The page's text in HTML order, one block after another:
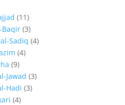
(11)
Baqir (3)
Sadiq (4)
(4)
(9)
Jawad (3)
Hadi (3)
(4)